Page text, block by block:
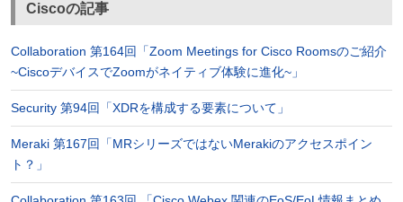
Ciscoの記事
Collaboration 第164回「Zoom Meetings for Cisco Roomsのご紹介
~CiscoデバイスでZoomがネイティブ体験に進化~」
Security 第94回「XDRを構成する要素について」
Meraki 第167回「MRシリーズではないMerakiのアクセスポイン
ト？」